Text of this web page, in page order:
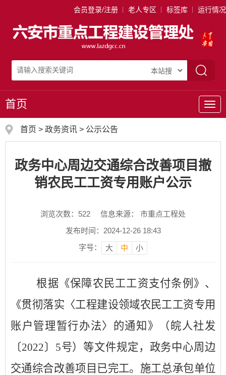
会员登录/注册 老人专区 标签库 运行情况
导
首页
首页 > 政务资讯 > 公示公告
政务中心周边交通综合改善项目撤
销农民工工资专用账户公示
浏览次数： 522
信息来源： 市重点工程处
发布时间：2024-12-26 18:43
字号：
大 中 小
根据《保障农民工工资支付条例 》 、
《贯彻落实 〈工程建设领域农民工工资专用
账户管理暂行办法〉 的通知》 （皖人社发
〔2022〕 5号） 等文件规定，政务中心周边
交通综合改善项目已完工。施工总承包单位